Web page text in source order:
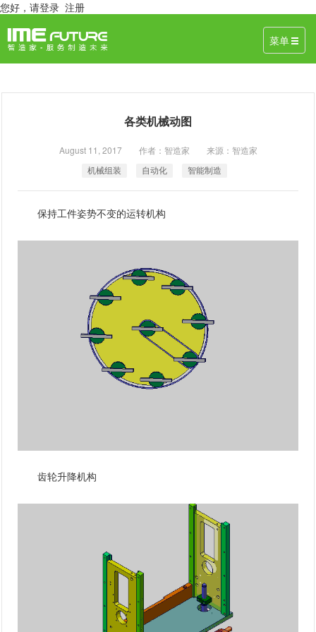
您好， 请登录 注册
菜单
各类机械动图
August 11, 2017 作者：智造家 来源：智造家
机械组装
自动化 智能制造
保持工件姿势不变的运转机构
齿轮升降机构